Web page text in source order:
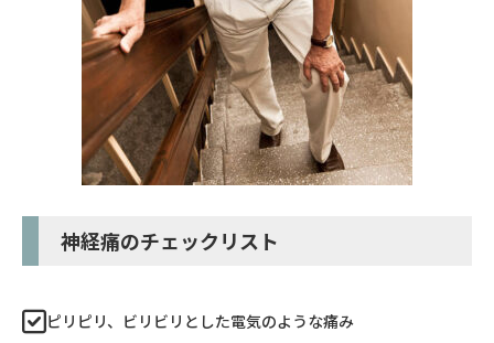
神経痛のチェックリスト
ピリピリ、ビリビリとした電気のような痛み